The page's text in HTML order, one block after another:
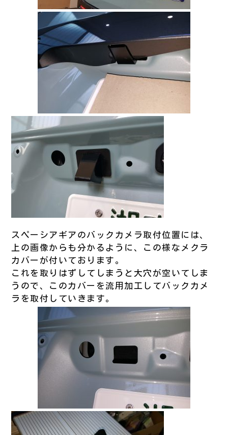
スペーシアギアのバックカメラ取付位置には、
上の画像からも分かるように、この様なメクラ
カバーが付いております。
これを取りはずしてしまうと大穴が空いてしま
うので、このカバーを流用加工してバックカメ
ラを取付していきます。